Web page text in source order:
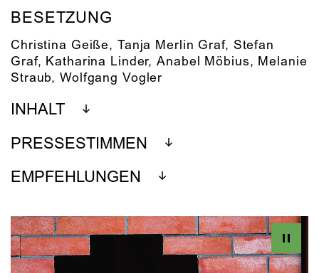
BESETZUNG
Christina Geiße, Tanja Merlin Graf, Stefan
Graf, Katharina Linder,Anabel Möbius, Melanie
Straub,Wolfgang Vogler
INHALT
PRESSESTIMMEN
EMPFEHLUNGEN